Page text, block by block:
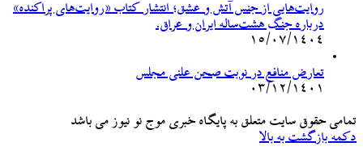
روایت‌هایی از جنس آتش و عشق؛ انتشار کتاب «روایت‌های پراکنده»
درباره جنگ هشت‌ساله ایران و عراق.
۱۵/۰۷/۱۴۰۴
تعارض منافع در نوبت صحن علنی مجلس
۰۳/۱۲/۱۴۰۱
تمامی حقوق سایت متعلق به پایگاه خبری موج نو نیوز می باشد
دکمه بازگشت به بالا